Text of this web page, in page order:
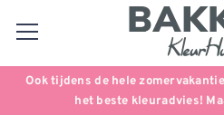
Ook tijdens de hele
het beste kleuradvies!